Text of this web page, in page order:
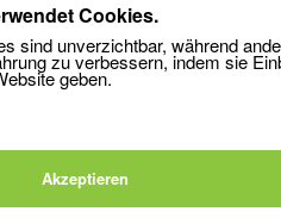
Cookies.
sind unverzichtbar, während
zu verbessern, indem sie
geben.
Akzeptieren